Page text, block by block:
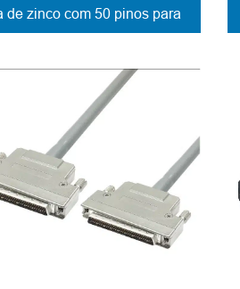
de zinco com 50 pinos para
do cabo e bloqueio de